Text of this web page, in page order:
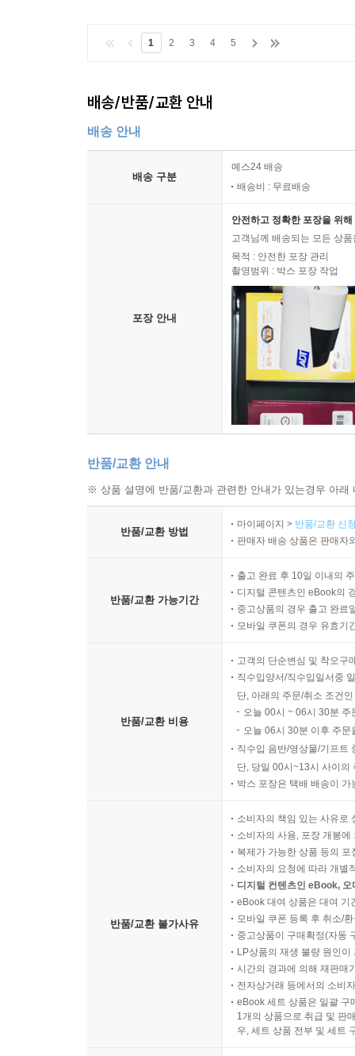
1 2 3 4 5
배송/반품/교환 안내
배송 안내
배송 구분
예스24 배송
배송비 : 무료배송
포장 안내
안전하고 정확한 포장을 위
고객님께 배송되는 모든 상
목적 : 안전한 포장 관리
촬영범위 : 박스 포장 작업
반품/교환 안내
※ 상품 설명에 반품/교환과 관련한 안내가 있는경우 아
반품/교환 방법
마이페이지 > 반품/교환 신
판매자 배송 상품은 판매자
반품/교환 가능기간
출고 완료 후 10일 이내의
디지털 콘텐츠인 eBook의
중고상품의 경우 출고 완료
모바일 쿠폰의 경우 유효기
반품/교환 비용
고객의 단순변심 및 착오구
직수입양서/직수입일서중
단, 아래의 주문/취소 조건
오늘 00시 ~ 06시 30분
오늘 06시 30분 이후 주
직수입 음반/영상물/기프트
단, 당일 00시~13시 사이의
박스 포장은 택배 배송이
반품/교환 불가사유
소비자의 책임 있는 사유로
소비자의 사용, 포장 개봉
복제가 가능한 상품 등의
소비자의 요청에 따라 개별
디지털 컨텐츠인 eBook,
eBook 대여 상품은 대여 기
모바일 쿠폰 등록 후 취소/
중고상품이 구매확정(자동
LP상품의 재생 불량 원인
시간의 경과에 의해 재판매
전자상거래 등에서의 소비
eBook 세트 상품은 일괄 구
1개의 상품으로 취급 및 판
우, 세트 상품 전부 및 세트